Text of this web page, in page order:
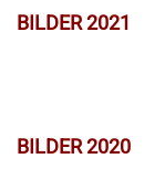
BILDER 2021
BILDER 2020